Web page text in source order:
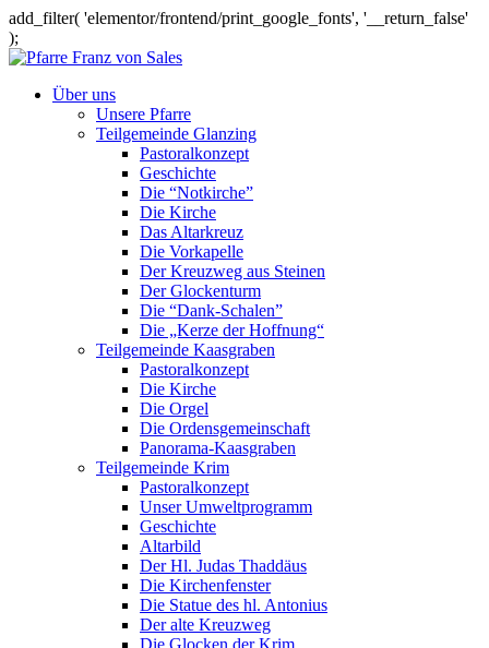
add_filter( 'elementor/frontend/print_google_fonts', '__return_false'
);
Über uns
Unsere Pfarre
Teilgemeinde Glanzing
Pastoralkonzept
Geschichte
Die “Notkirche”
Die Kirche
Das Altarkreuz
Die Vorkapelle
Der Kreuzweg aus Steinen
Der Glockenturm
Die “Dank-Schalen”
Die „Kerze der Hoffnung“
Teilgemeinde Kaasgraben
Pastoralkonzept
Die Kirche
Die Orgel
Die Ordensgemeinschaft
Panorama-Kaasgraben
Teilgemeinde Krim
Pastoralkonzept
Unser Umweltprogramm
Geschichte
Altarbild
Der Hl. Judas Thaddäus
Die Kirchenfenster
Die Statue des hl. Antonius
Der alte Kreuzweg
Die Glocken der Krim